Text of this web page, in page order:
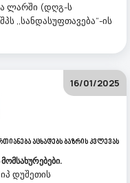
ლარში (დღგ-ს
,,სანდასუფთავება“-ის
Აცხადებს Ბაზრის Კვლევას
16/01/2025
დუშეთის